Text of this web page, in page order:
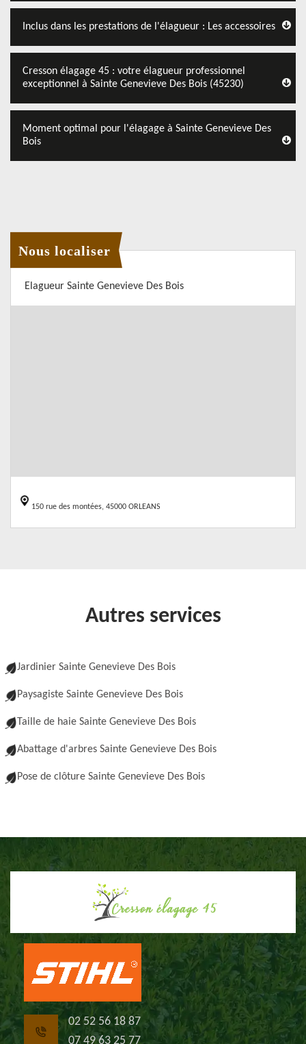
Inclus dans les prestations de l'élagueur : Les accessoires
Cresson élagage 45 : votre élagueur professionnel
exceptionnel à Sainte Genevieve Des Bois (45230)
Moment optimal pour l'élagage à Sainte Genevieve Des
Bois
Nous localiser
Elagueur Sainte Genevieve Des Bois
150 rue des montées, 45000 ORLEANS
Autres services
Jardinier Sainte Genevieve Des Bois
Paysagiste Sainte Genevieve Des Bois
Taille de haie Sainte Genevieve Des Bois
Abattage d'arbres Sainte Genevieve Des Bois
Pose de clôture Sainte Genevieve Des Bois
02 52 56 18 87
07 49 63 25 77